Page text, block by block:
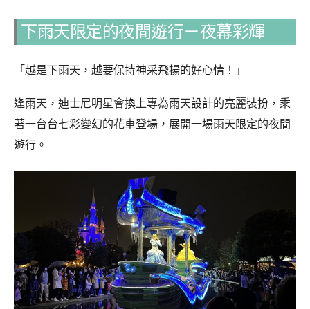
下雨天限定的夜間遊行－夜幕彩輝
「越是下雨天，越要保持神采飛揚的好心情！」
逢雨天，迪士尼明星會換上專為雨天設計的亮麗裝扮，乘
著一台台七彩變幻的花車登場，展開一場雨天限定的夜間
遊行。